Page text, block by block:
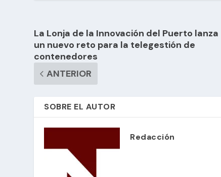
La Lonja de la Innovación del Puerto lanza
un nuevo reto para la telegestión de
contenedores
ANTERIOR
SOBRE EL AUTOR
Redacción